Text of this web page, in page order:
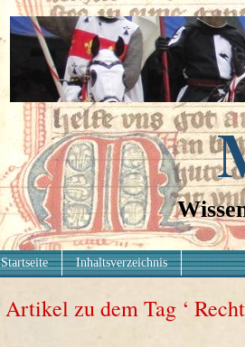
Startseite Inhaltsverzeichnis
Artikel zu dem Tag ‘